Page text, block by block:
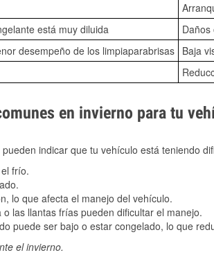
está muy diluida
desempeño de los limpiaparabrisas Baja
en invierno para tu
indicar que tu vehículo está teniendo
frío.
lo que afecta el manejo del vehículo.
las llantas frías pueden dificultar el manejo.
puede ser bajo o estar congelado, lo que
el invierno.